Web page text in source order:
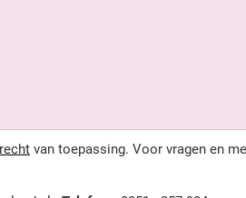
van toepassing. Voor vragen en